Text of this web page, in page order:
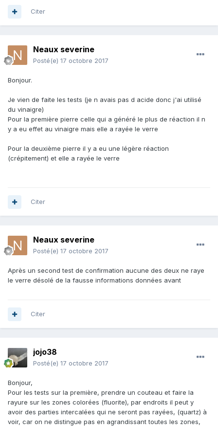
Citer
Neaux severine
Posté(e) 17 octobre 2017
Bonjour.
Je vien de faite les tests (je n avais pas d acide donc j'ai utilisé
du vinaigre)
Pour la première pierre celle qui a généré le plus de réaction il n
y a eu effet au vinaigre mais elle a rayée le verre
Pour la deuxième pierre il y a eu une légère réaction
(crépitement) et elle a rayée le verre
Citer
Neaux severine
Posté(e) 17 octobre 2017
Après un second test de confirmation aucune des deux ne raye
le verre désolé de la fausse informations données avant
Citer
jojo38
Posté(e) 17 octobre 2017
Bonjour,
Pour les tests sur la première, prendre un couteau et faire la
rayure sur les zones colorées (fluorite), par endroits il peut y
avoir des parties intercalées qui ne seront pas rayées, (quartz) à
voir, car on ne distingue pas en agrandissant toutes les zones,